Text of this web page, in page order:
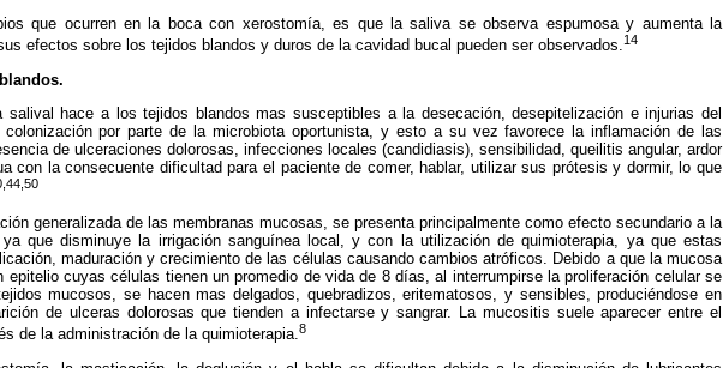
que ocurren en la boca con xerostomía, es que la saliva se observa espumosa y aumenta la
efectos sobre los tejidos blandos y duros de la cavidad bucal pueden ser observados.14
salival hace a los tejidos blandos mas susceptibles a la desecación, desepitelización e injurias del
por parte de la microbiota oportunista, y esto a su vez favorece la inflamación de las
de ulceraciones dolorosas, infecciones locales (candidiasis), sensibilidad, queilitis angular, ardor
con la consecuente dificultad para el paciente de comer, hablar, utilizar sus prótesis y dormir, lo que
generalizada de las membranas mucosas, se presenta principalmente como efecto secundario a la
ya que disminuye la irrigación sanguínea local, y con la utilización de quimioterapia, ya que estas
maduración y crecimiento de las células causando cambios atróficos. Debido a que la mucosa
epitelio cuyas células tienen un promedio de vida de 8 días, al interrumpirse la proliferación celular se
mucosos, se hacen mas delgados, quebradizos, eritematosos, y sensibles, produciéndose en
de ulceras dolorosas que tienden a infectarse y sangrar. La mucositis suele aparecer entre el
de la administración de la quimioterapia.8